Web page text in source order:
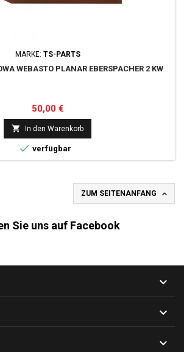
MARKE: TS-PARTS
WEBASTO PLANAR EBERSPACHER 2 KW
Preis
50,00 €
 In den Warenkorb
 verfügbar
ZUM SEITENANFANG 
Sie uns auf Facebook


